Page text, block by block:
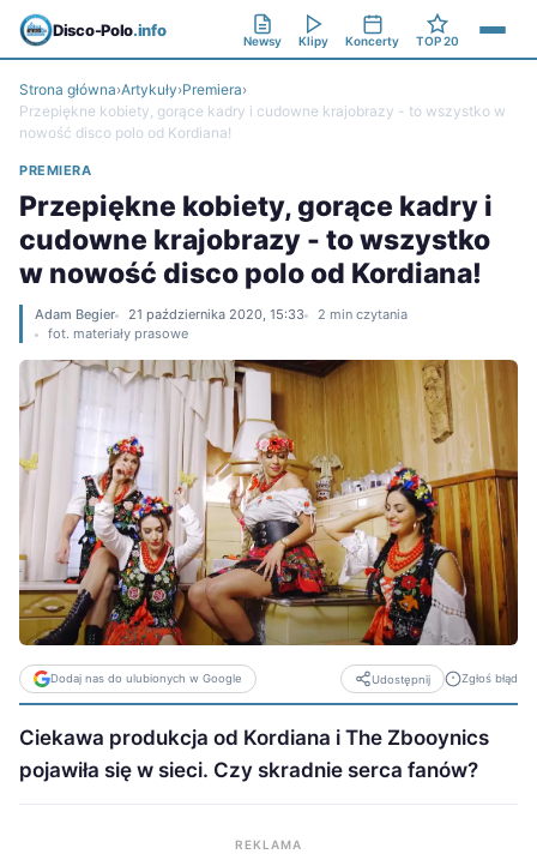
Disco-Polo.info
Newsy Klipy Koncerty TOP 20
Strona główna›Artykuły›Premiera›
Przepiękne kobiety, gorące kadry i cudowne krajobrazy - to wszystko w
nowość disco polo od Kordiana!
PREMIERA
Przepiękne kobiety, gorące kadry i
cudowne krajobrazy - to wszystko
w nowość disco polo od Kordiana!
Adam Begier 21 października 2020, 15:33
2 min czytania
fot. materiały prasowe
Dodaj nas do ulubionych w Google Udostępnij Zgłoś błąd
Ciekawa produkcja od Kordiana i The Zbooynics
pojawiła się w sieci. Czy skradnie serca fanów?
REKLAMA